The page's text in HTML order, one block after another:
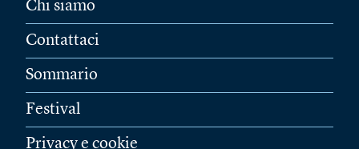
Chi siamo
Contattaci
Sommario
Festival
Privacy e cookie